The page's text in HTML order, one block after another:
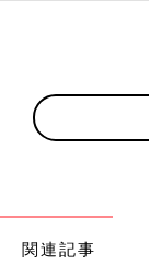
関連記事